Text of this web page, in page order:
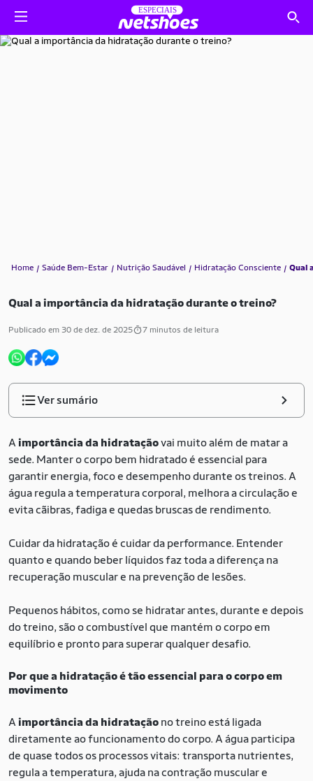
Qual a importância da hidratação durante o treino?
Publicado em 30 de dez. de 2025 7 minutos de leitura
Ver sumário
A importância da hidrataçãovai muito além de matar a
sede. Manter o corpo bem hidratado é essencial para
garantir energia, foco e desempenho durante os treinos. A
água regula a temperatura corporal, melhora a circulação e
evita cãibras, fadiga e quedas bruscas de rendimento.
Cuidar da hidratação é cuidar da performance. Entender
quanto e quando beber líquidos faz toda a diferença na
recuperação muscular e na prevenção de lesões.
Pequenos hábitos, como se hidratar antes, durante e depois
do treino, são o combustível que mantém o corpo em
equilíbrio e pronto para superar qualquer desafio.
Por que a hidratação é tão essencial para o corpo em
movimento
A importância da hidratação no treino está ligada
diretamente ao funcionamento do corpo. A água participa
de quase todos os processos vitais: transporta nutrientes,
regula a temperatura, ajuda na contração muscular e
Home Saúde Bem-Estar Nutrição Saudável Hidratação Consciente Qual